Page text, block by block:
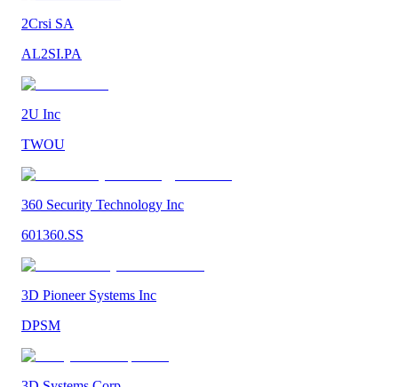
2Crsi SA
AL2SI.PA
2U Inc
TWOU
360 Security Technology Inc
601360.SS
3D Pioneer Systems Inc
DPSM